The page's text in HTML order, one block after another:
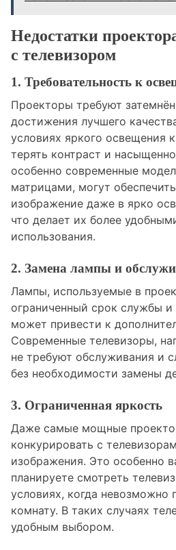
Недостатки
с телевизором
1. Требовательность к
Проекторы требуют
достижения лучшего
условиях яркого освещения
терять контраст и
особенно современные
матрицами, могут
изображение даже в ярко
что делает их более
использования.
2. Замена лампы и
Лампы, используемые в
ограниченный срок службы
может привести к
Современные телевизоры,
не требуют обслуживания и
без необходимости замены
3. Ограниченная яркость
Даже самые мощные
конкурировать с
изображения. Это особенно
планируете смотреть
условиях, когда невозможно
комнату. В таких случаях
удобным выбором.